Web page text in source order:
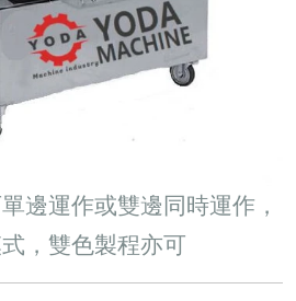
邊運作或雙邊同時運作，
，雙色製程亦可